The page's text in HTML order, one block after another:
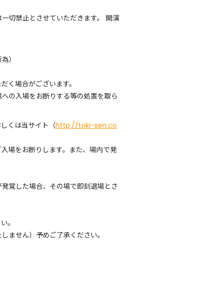
切禁止とさせていただきます。 開演
）
く場合がございます。
の入場をお断りする等の処置を取ら
くは当サイト（http://toki-sen.co
場をお断りします。また、場内で発
覚した場合、その場で即刻退場とさ
い。
ません）予めご了承ください。
さい。